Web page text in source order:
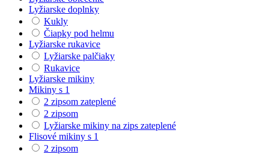
Lyžiarske doplnky
Kukly
Čiapky pod helmu
Lyžiarske rukavice
Lyžiarske palčiaky
Rukavice
Lyžiarske mikiny
Mikiny s 1
2 zipsom zateplené
2 zipsom
Lyžiarske mikiny na zips zateplené
Flisové mikiny s 1
2 zipsom